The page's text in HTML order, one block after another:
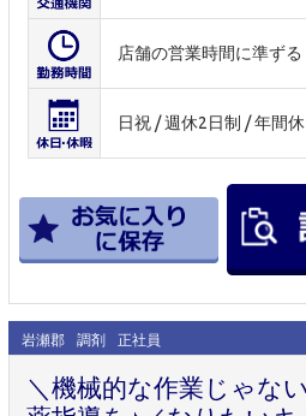
店舗の営業時間に準ずる
日祝 / 週休2日制 / 年間
岩瀬郡 調剤 正社員
＼機械的な作業じゃな